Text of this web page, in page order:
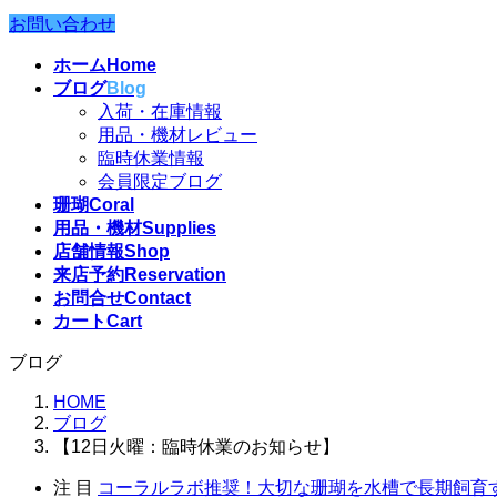
お問い合わせ
ホーム Home
ブログBlog
入荷・在庫情報
用品・機材レビュー
臨時休業情報
会員限定ブログ
珊瑚Coral
用品・機材Supplies
店舗情報Shop
来店予約Reservation
お問合せContact
カートCart
ブログ
HOME
ブログ
【12日火曜：臨時休業のお知らせ】
注 目 コーラルラボ推奨！大切な珊瑚を水槽で長期飼育